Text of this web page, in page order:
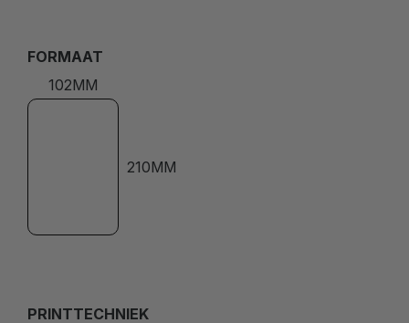
FORMAAT
102MM
210MM
PRINTTECHNIEK